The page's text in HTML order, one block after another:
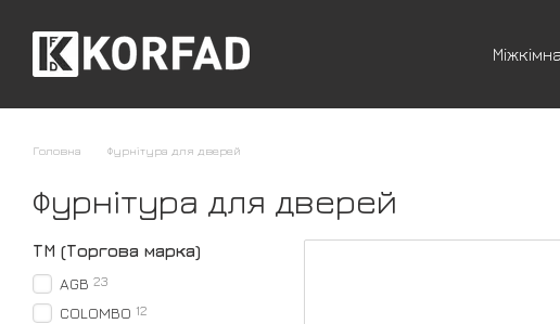
Головна Фурнітура для дверей
Фурнітура для дверей
ТМ (Торгова марка)
AGB 23
COLOMBO 12